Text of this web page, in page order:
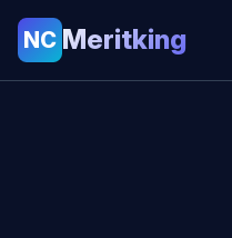
NC Meritking